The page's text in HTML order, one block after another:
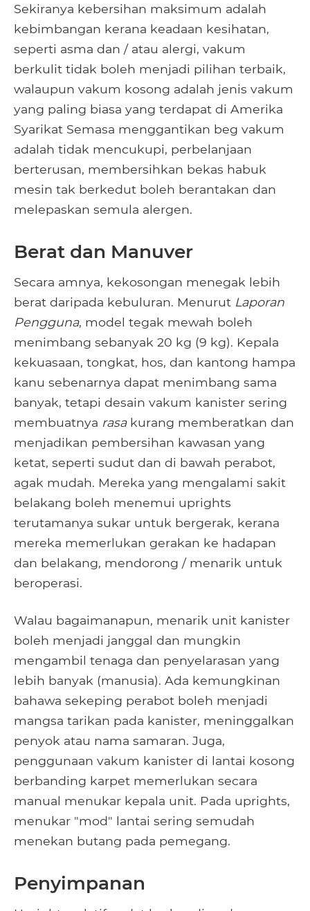
Sekiranya kebersihan maksimum adalah
kebimbangan kerana keadaan kesihatan,
seperti asma dan / atau alergi, vakum
berkulit tidak boleh menjadi pilihan terbaik,
walaupun vakum kosong adalah jenis vakum
yang paling biasa yang terdapat di Amerika
Syarikat Semasa menggantikan beg vakum
adalah tidak mencukupi, perbelanjaan
berterusan, membersihkan bekas habuk
mesin tak berkedut boleh berantakan dan
melepaskan semula alergen.
Berat dan Manuver
Secara amnya, kekosongan menegak lebih
berat daripada kebuluran. Menurut Laporan
Pengguna, model tegak mewah boleh
menimbang sebanyak 20 kg (9 kg). Kepala
kekuasaan, tongkat, hos, dan kantong hampa
kanu sebenarnya dapat menimbang sama
banyak, tetapi desain vakum kanister sering
membuatnya rasakurang memberatkan dan
menjadikan pembersihan kawasan yang
ketat, seperti sudut dan di bawah perabot,
agak mudah. Mereka yang mengalami sakit
belakang boleh menemui uprights
terutamanya sukar untuk bergerak, kerana
mereka memerlukan gerakan ke hadapan
dan belakang, mendorong / menarik untuk
beroperasi.
Walau bagaimanapun, menarik unit kanister
boleh menjadi janggal dan mungkin
mengambil tenaga dan penyelarasan yang
lebih banyak (manusia). Ada kemungkinan
bahawa sekeping perabot boleh menjadi
mangsa tarikan pada kanister, meninggalkan
penyok atau nama samaran. Juga,
penggunaan vakum kanister di lantai kosong
berbanding karpet memerlukan secara
manual menukar kepala unit. Pada uprights,
menukar "mod" lantai sering semudah
menekan butang pada pemegang.
Penyimpanan